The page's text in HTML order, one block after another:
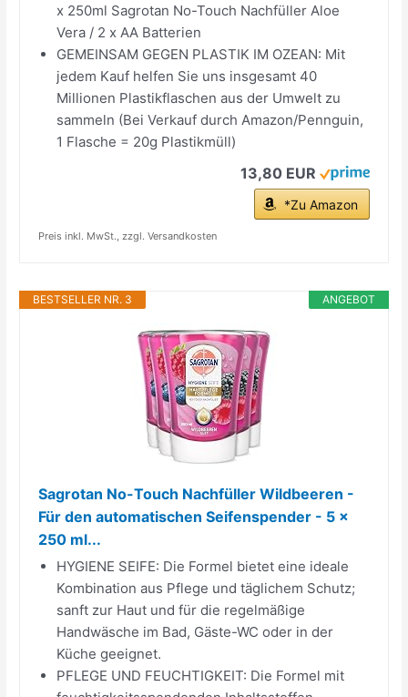
x 250ml Sagrotan No-Touch Nachfüller Aloe
Vera / 2 x AA Batterien
GEMEINSAM GEGEN PLASTIK IM OZEAN: Mit
jedem Kauf helfen Sie uns insgesamt 40
Millionen Plastikflaschen aus der Umwelt zu
sammeln (Bei Verkauf durch Amazon/Pennguin,
1 Flasche = 20g Plastikmüll)
13,80 EUR
*Zu Amazon
Preis inkl. MwSt., zzgl. Versandkosten
ANGEBOT
BESTSELLER NR. 3
Sagrotan No-Touch Nachfüller Wildbeeren -
Für den automatischen Seifenspender - 5 x
250 ml...
HYGIENE SEIFE: Die Formel bietet eine ideale
Kombination aus Pflege und täglichem Schutz;
sanft zur Haut und für die regelmäßige
Handwäsche im Bad, Gäste-WC oder in der
Küche geeignet.
PFLEGE UND FEUCHTIGKEIT: Die Formel mit